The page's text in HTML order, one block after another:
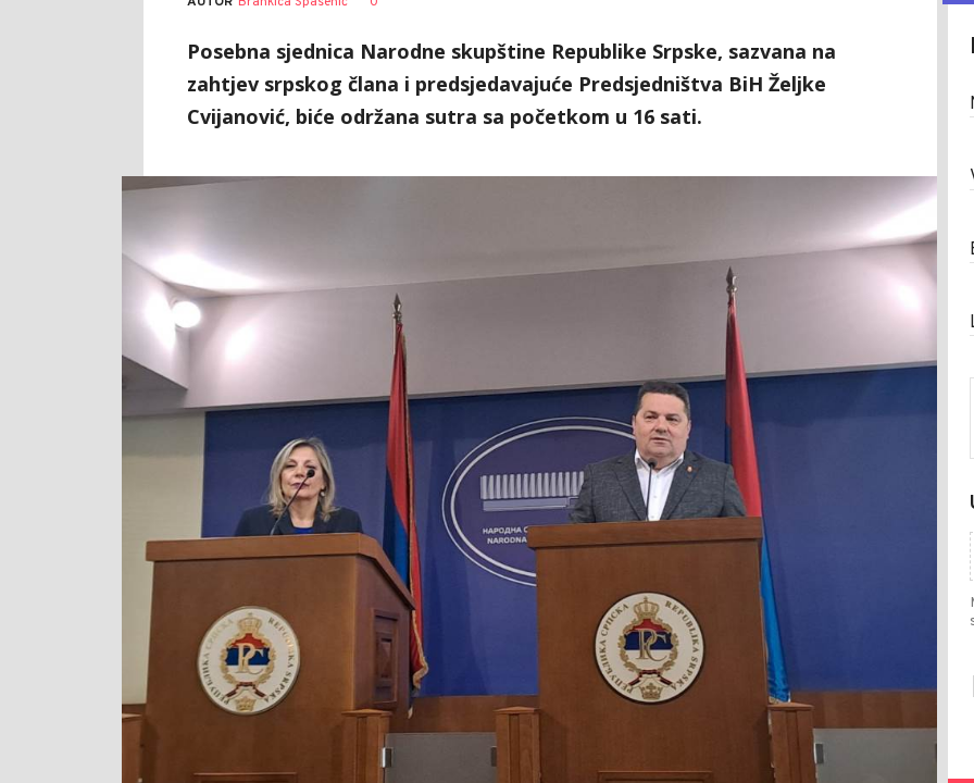
Posebna sjednica Narodne skupštine Republike Srpske, sazvana na
zahtjev srpskog člana i predsjedavajuće Predsjedništva BiH Željke
Cvijanović, biće održana sutra sa početkom u 16 sati.